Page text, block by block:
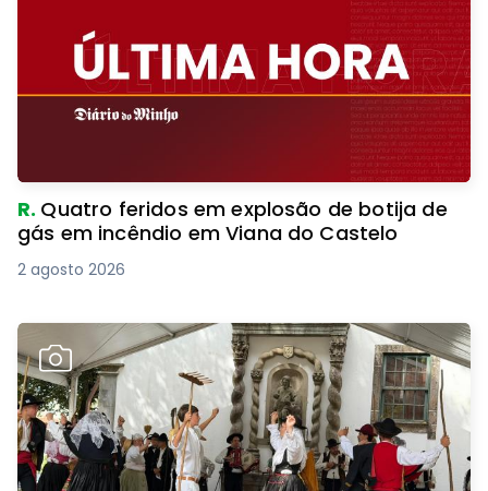
R. Quatro feridos em explosão de botija de
gás em incêndio em Viana do Castelo
2 agosto 2026